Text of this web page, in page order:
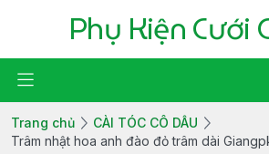
Phụ Kiện Cưới
Trang chủ
CÀI TÓC CÔ DÂU
Trâm nhật hoa anh đào đỏ trâm dài